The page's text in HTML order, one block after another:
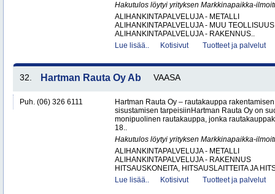
Hakutulos löytyi yrityksen Markkinapaikka-
ALIHANKINTAPALVELUJA - METALLI
ALIHANKINTAPALVELUJA - MUU TEOLLISUUS
ALIHANKINTAPALVELUJA - RAKENNUS..
Lue lisää..
Kotisivut Tuotteet ja palvelut
32. Hartman Rauta Oy Ab VAASA
Puh. (06) 326 6111
Hartman Rauta Oy – rautakauppa
sisustamisen tarpeisiinHartman Rauta Oy on
monipuolinen rautakauppa, jonka
18..
Hakutulos löytyi yrityksen Markkinapaikka-
ALIHANKINTAPALVELUJA - METALLI
ALIHANKINTAPALVELUJA - RAKENNUS
HITSAUSKONEITA, HITSAUSLAITTEITA JA
Lue lisää..
Kotisivut Tuotteet ja palvelut